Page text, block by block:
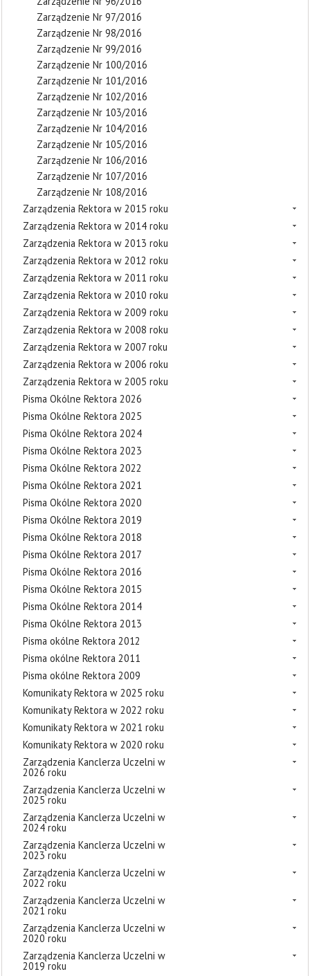
Zarządzenie Nr 97/2016
Zarządzenie Nr 98/2016
Zarządzenie Nr 99/2016
Zarządzenie Nr 100/2016
Zarządzenie Nr 101/2016
Zarządzenie Nr 102/2016
Zarządzenie Nr 103/2016
Zarządzenie Nr 104/2016
Zarządzenie Nr 105/2016
Zarządzenie Nr 106/2016
Zarządzenie Nr 107/2016
Zarządzenie Nr 108/2016
Zarządzenia Rektora w 2015 roku
Zarządzenia Rektora w 2014 roku
Zarządzenia Rektora w 2013 roku
Zarządzenia Rektora w 2012 roku
Zarządzenia Rektora w 2011 roku
Zarządzenia Rektora w 2010 roku
Zarządzenia Rektora w 2009 roku
Zarządzenia Rektora w 2008 roku
Zarządzenia Rektora w 2007 roku
Zarządzenia Rektora w 2006 roku
Zarządzenia Rektora w 2005 roku
Pisma Okólne Rektora 2026
Pisma Okólne Rektora 2025
Pisma Okólne Rektora 2024
Pisma Okólne Rektora 2023
Pisma Okólne Rektora 2022
Pisma Okólne Rektora 2021
Pisma Okólne Rektora 2020
Pisma Okólne Rektora 2019
Pisma Okólne Rektora 2018
Pisma Okólne Rektora 2017
Pisma Okólne Rektora 2016
Pisma Okólne Rektora 2015
Pisma Okólne Rektora 2014
Pisma Okólne Rektora 2013
Pisma okólne Rektora 2012
Pisma okólne Rektora 2011
Pisma okólne Rektora 2009
Komunikaty Rektora w 2025 roku
Komunikaty Rektora w 2022 roku
Komunikaty Rektora w 2021 roku
Komunikaty Rektora w 2020 roku
Zarządzenia Kanclerza Uczelni w
2026 roku
Zarządzenia Kanclerza Uczelni w
2025 roku
Zarządzenia Kanclerza Uczelni w
2024 roku
Zarządzenia Kanclerza Uczelni w
2023 roku
Zarządzenia Kanclerza Uczelni w
2022 roku
Zarządzenia Kanclerza Uczelni w
2021 roku
Zarządzenia Kanclerza Uczelni w
2020 roku
Zarządzenia Kanclerza Uczelni w
2019 roku